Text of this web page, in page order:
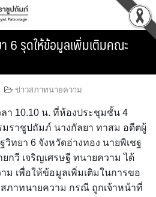
6 รุดให้ข้อมูลเพิ่มเติมคณะ
ข่าวสภาทนายความ
า 10.10 น. ที่ห้องประชุมชั้น 4
ราชูปถัมภ์ นางกัลยา ทาสม อดีตผู้
วิทยา 6 จังหวัดอ่างทอง นายพิเชฐ
กวี เจริญเศรษฐี ทนายความ ได้
ม เพื่อให้ข้อมูลเพิ่มเติมในการขอ
ภาทนายความ กรณี ถูกเจ้าหน้าที่